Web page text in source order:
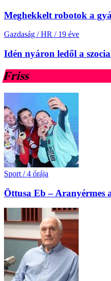
Meghekkelt robotok a
Gazdaság / HR / 19 éve
Idén nyáron ledől a
Friss
Sport / 4 órája
Öttusa Eb – Aranyérmes